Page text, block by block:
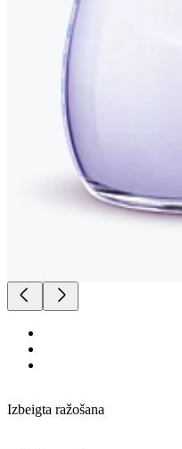
Izbeigta ražošana